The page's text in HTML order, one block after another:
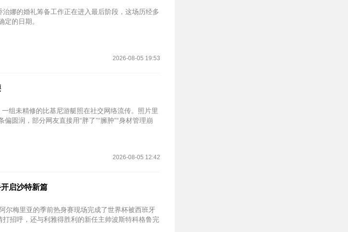
娜的婚礼筹备工作正在进入最后阶段，这场历经多
的日期。
2026-08-05 19:53
组未精修的比基尼游艇照在社交网络流传。照片里
圆润，部分网友直接用“胖了”“臃肿”“身材管理崩
2026-08-05 12:42
启沙特新篇
尔梅里亚的季前热身赛现场完成了世界杯被西班牙
招呼，还与利雅得胜利的新任主帅波斯特科格鲁完